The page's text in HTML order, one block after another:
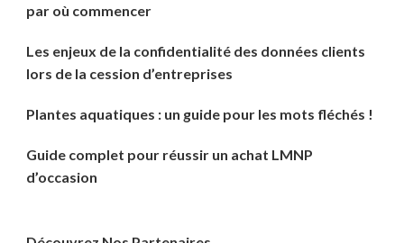
par où commencer
Les enjeux de la confidentialité des données clients
lors de la cession d’entreprises
Plantes aquatiques : un guide pour les mots fléchés !
Guide complet pour réussir un achat LMNP
d’occasion